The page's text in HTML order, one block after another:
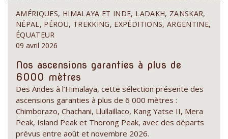
AMÉRIQUES, HIMALAYA ET INDE, LADAKH, ZANSKAR,
NÉPAL, PÉROU, TREKKING, EXPÉDITIONS, ARGENTINE,
ÉQUATEUR
09 avril 2026
Nos ascensions garanties à plus de
6000 mètres
Des Andes à l’Himalaya, cette sélection présente des
ascensions garanties à plus de 6 000 mètres :
Chimborazo, Chachani, Llullaillaco, Kang Yatse II, Mera
Peak, Island Peak et Thorong Peak, avec des départs
prévus entre août et novembre 2026.